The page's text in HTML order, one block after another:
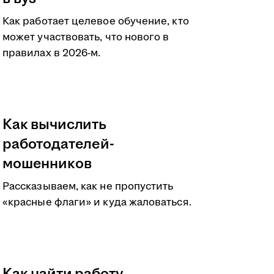
Как работает целевое обучение, кто
может участвовать, что нового в
правилах в 2026-м.
Как вычислить
работодателей-
мошенников
Рассказываем, как не пропустить
«красные флаги» и куда жаловаться.